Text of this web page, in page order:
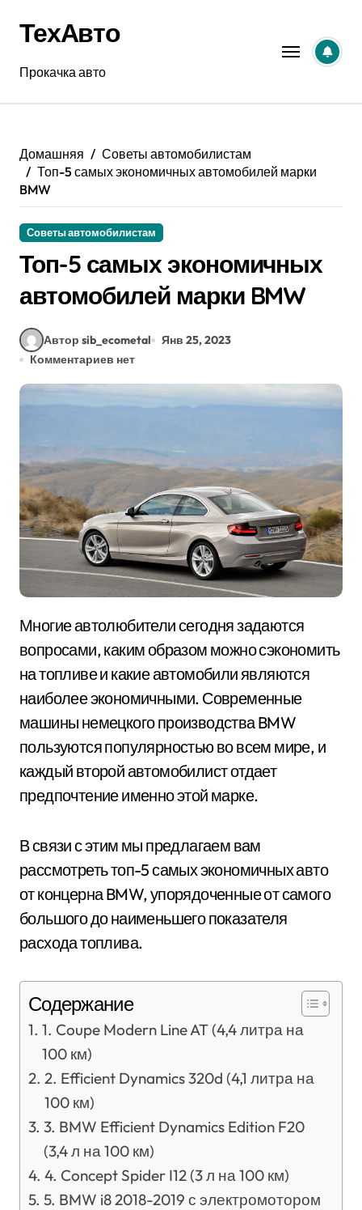
содержанию
ТехАвто
Прокачка авто
Домашняя
Советы автомобилистам
Топ-5 самых экономичных автомобилей марки
BMW
Советы автомобилистам
Топ-5 самых экономичных
автомобилей марки BMW
Автор sib_ecometal
Янв 25, 2023
Комментариев нет
Многие автолюбители сегодня задаются
вопросами, каким образом можно сэкономить
на топливе и какие автомобили являются
наиболее экономичными. Современные
машины немецкого производства BMW
пользуются популярностью во всем мире, и
каждый второй автомобилист отдает
предпочтение именно этой марке.
В связи с этим мы предлагаем вам
рассмотреть топ-5 самых экономичных авто
от концерна BMW, упорядоченные от самого
большого до наименьшего показателя
расхода топлива.
Содержание
1. Coupe Modern Line AT (4,4 литра на
100 км)
2. Efficient Dynamics 320d (4,1 литра на
100 км)
3. BMW Efficient Dynamics Edition F20
(3,4 л на 100 км)
4. Concept Spider I12 (3 л на 100 км)
5. BMW i8 2018-2019 с электромотором